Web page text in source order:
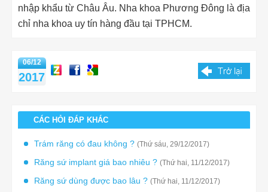
nhập khẩu từ Châu Âu. Nha khoa Phương Đông là địa
chỉ nha khoa uy tín hàng đầu tại TPHCM.
06/12
2017
CÁC HỎI ĐÁP KHÁC
Trám răng có đau không ? (Thứ sáu, 29/12/2017)
Răng sứ implant giá bao nhiêu ? (Thứ hai, 11/12/2017)
Răng sứ dùng được bao lâu ? (Thứ hai, 11/12/2017)